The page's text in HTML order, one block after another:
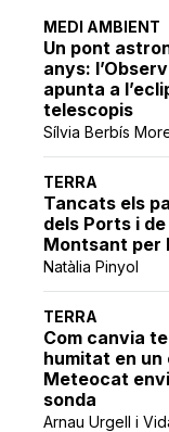
MEDI AMBIENT
Un pont
anys:
apunta a
telescopis
Sílvia Berbís
TERRA
Tancats els
dels Ports i
Montsant per
Natàlia Pinyol
TERRA
Com canvia
humitat en un
Meteocat
sonda
Arnau Urgell i